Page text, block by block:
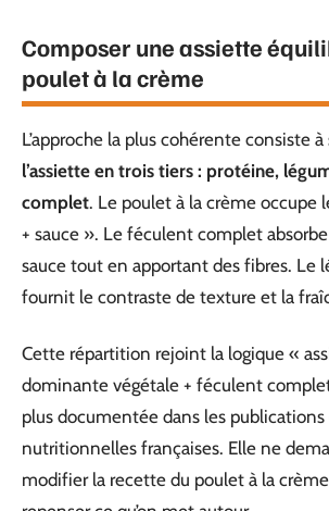
Composer une assiette
poulet à la crème
L’approche la plus cohérente consiste à
l’assiette en trois tiers : protéine,
complet. Le poulet à la crème occupe
+ sauce ». Le féculent complet
sauce tout en apportant des fibres. Le
fournit le contraste de texture et la
Cette répartition rejoint la logique «
dominante végétale + féculent
plus documentée dans les
nutritionnelles françaises. Elle ne
modifier la recette du poulet à la